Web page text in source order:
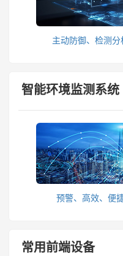
主动防御、检测
智能环境监测系统
预警、高效、便
常用前端设备